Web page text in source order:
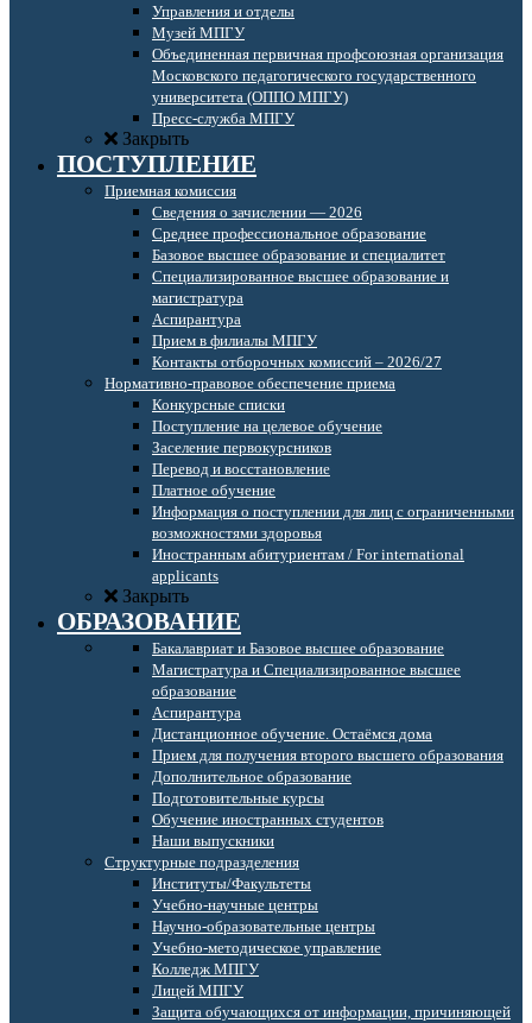
Управления и отделы
Музей МПГУ
Объединенная первичная профсоюзная организация
Московского педагогического государственного
университета (ОППО МПГУ)
Пресс-служба МПГУ
Закрыть
ПОСТУПЛЕНИЕ
Приемная комиссия
Сведения о зачислении — 2026
Среднее профессиональное образование
Базовое высшее образование и специалитет
Специализированное высшее образование и
магистратура
Аспирантура
Прием в филиалы МПГУ
Контакты отборочных комиссий – 2026/27
Нормативно-правовое обеспечение приема
Конкурсные списки
Поступление на целевое обучение
Заселение первокурсников
Перевод и восстановление
Платное обучение
Информация о поступлении для лиц с ограниченными
возможностями здоровья
Иностранным абитуриентам / For international
applicants
Закрыть
ОБРАЗОВАНИЕ
Бакалавриат и Базовое высшее образование
Магистратура и Специализированное высшее
образование
Аспирантура
Дистанционное обучение. Остаёмся дома
Прием для получения второго высшего образования
Дополнительное образование
Подготовительные курсы
Обучение иностранных студентов
Наши выпускники
Структурные подразделения
Институты/Факультеты
Учебно-научные центры
Научно-образовательные центры
Учебно-методическое управление
Колледж МПГУ
Лицей МПГУ
Защита обучающихся от информации, причиняющей